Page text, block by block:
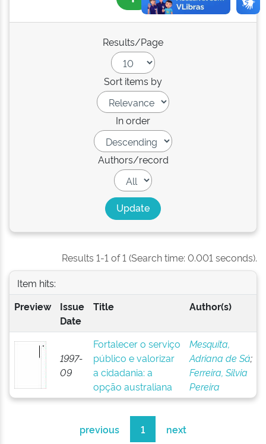
Results/Page
Sort items by
In order
Authors/record
Results 1-1 of 1 (Search time: 0.001 seconds).
Item hits:
Preview
Issue
Date
Title Author(s)
1997-
09
Fortalecer o serviço
público e valorizar
a cidadania: a
opção australiana
Mesquita,
Adriana de Sá;
Ferreira, Silvia
Pereira
previous 1 next